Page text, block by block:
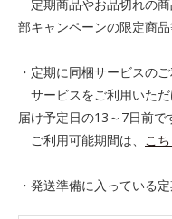
定期商品やお品切れの
部キャンペーンの限定商品
・定期に同梱サービスのご
サービスをご利用いた
届け予定日の13～7日前で
ご利用可能期間は、 こ
・発送準備に入っている